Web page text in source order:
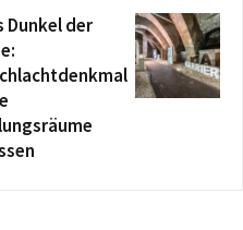
Dunkel der